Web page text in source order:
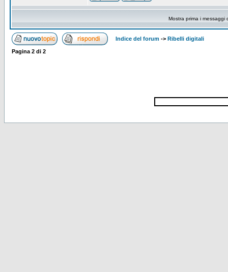
Mostra prima i messaggi
Indice del forum -> Ribelli digitali
Pagina 2 di 2